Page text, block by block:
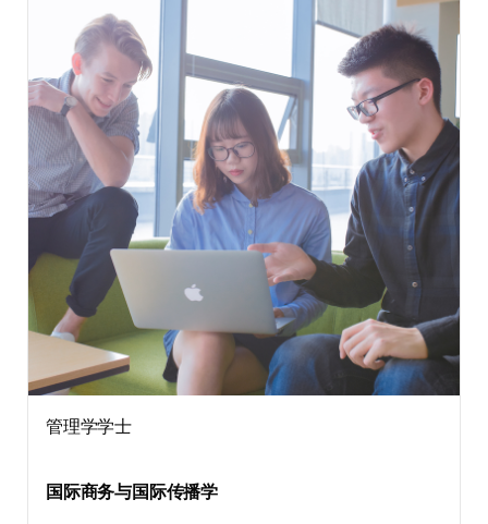
管理学学士
国际商务与国际传播学